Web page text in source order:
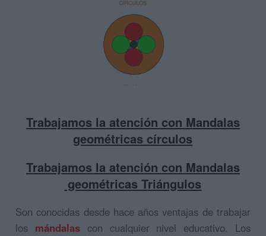
Trabajamos la atención con Mandalas
geométricas círculos
Trabajamos la atención con Mandalas
geométricas Triángulos
Son conocidas desde hace años ventajas de trabajar
los mándalascon cualquier nivel educativo. Los